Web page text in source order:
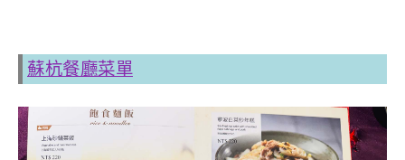
蘇杭餐廳菜單